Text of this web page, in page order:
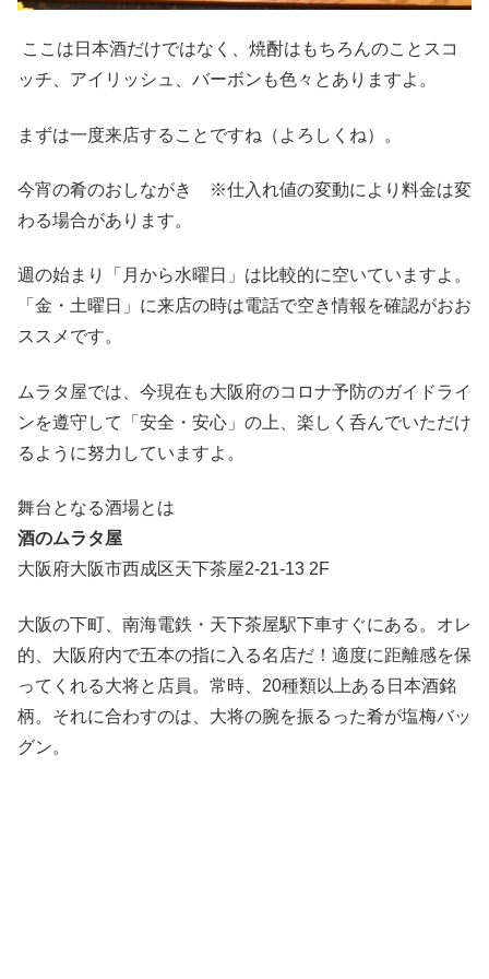
ここは日本酒だけではなく、焼酎はもちろんのことスコ
ッチ、アイリッシュ、バーボンも色々とありますよ。
まずは一度来店することですね（よろしくね）。
今宵の肴のおしながき ※仕入れ値の変動により料金は変
わる場合があります。
週の始まり「月から水曜日」は比較的に空いていますよ。
「金・土曜日」に来店の時は電話で空き情報を確認がおお
ススメです。
ムラタ屋では、今現在も大阪府のコロナ予防のガイドライ
ンを遵守して「安全・安心」の上、楽しく呑んでいただけ
るように努力していますよ。
舞台となる酒場とは
酒のムラタ屋
大阪府大阪市西成区天下茶屋2-21-13 2F
大阪の下町、南海電鉄・天下茶屋駅下車すぐにある。オレ
的、大阪府内で五本の指に入る名店だ！適度に距離感を保
ってくれる大将と店員。常時、20種類以上ある日本酒銘
柄。それに合わすのは、大将の腕を振るった肴が塩梅バッ
グン。